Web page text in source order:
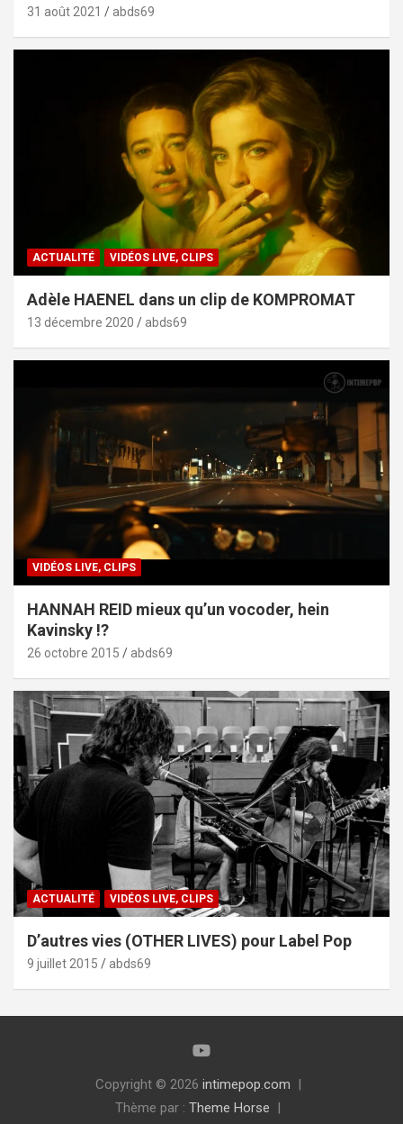
31 août 2021 abds69
ACTUALITÉ VIDÉOS LIVE, CLIPS
Adèle HAENEL dans un clip de KOMPROMAT
13 décembre 2020 abds69
VIDÉOS LIVE, CLIPS
HANNAH REID mieux qu’un vocoder, hein
Kavinsky !?
26 octobre 2015 abds69
ACTUALITÉ VIDÉOS LIVE, CLIPS
D’autres vies (OTHER LIVES) pour Label Pop
9 juillet 2015 abds69
Copyright © 2026 intimepop.com
Thème par : Theme Horse